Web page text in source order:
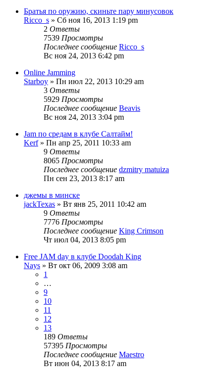
Братья по оружию, скиньте пару минусовок
Ricco_s » Сб ноя 16, 2013 1:19 pm
2 Ответы
7539 Просмотры
Последнее сообщение Ricco_s
Вс ноя 24, 2013 6:42 pm
Online Jamming
Starboy » Пн июл 22, 2013 10:29 am
3 Ответы
5929 Просмотры
Последнее сообщение Beavis
Вс ноя 24, 2013 3:04 pm
Jam по средам в клубе Салтайм!
Kerf» Пн апр 25, 2011 10:33 am
9 Ответы
8065 Просмотры
Последнее сообщение dzmitry matuiza
Пн сен 23, 2013 8:17 am
джемы в минске
jackTexas » Вт янв 25, 2011 10:42 am
9 Ответы
7776 Просмотры
Последнее сообщение King Crimson
Чт июл 04, 2013 8:05 pm
Free JAM day в клубе Doodah King
Nays » Вт окт 06, 2009 3:08 am
1
…
9
10
11
12
13
189 Ответы
57395 Просмотры
Последнее сообщение Maestro
Вт июн 04, 2013 8:17 am